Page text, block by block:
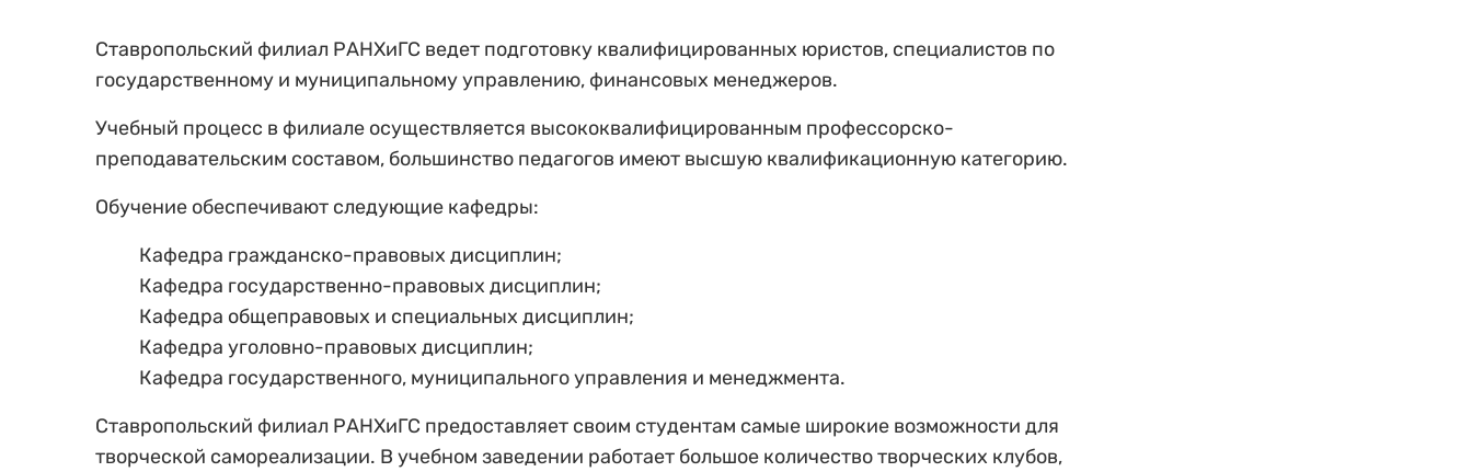
Ставропольский филиал РАНХиГС ведет подготовку квалифицированных юристов, специалистов по
государственному и муниципальному управлению, финансовых менеджеров.
Учебный процесс в филиале осуществляется высококвалифицированным профессорско-
преподавательским составом, большинство педагогов имеют высшую квалификационную категорию.
Обучение обеспечивают следующие кафедры:
Кафедра гражданско-правовых дисциплин;
Кафедра государственно-правовых дисциплин;
Кафедра общеправовых и специальных дисциплин;
Кафедра уголовно-правовых дисциплин;
Кафедра государственного, муниципального управления и менеджмента.
Ставропольский филиал РАНХиГС предоставляет своим студентам самые широкие возможности для
творческой самореализации. В учебном заведении работает большое количество творческих клубов,